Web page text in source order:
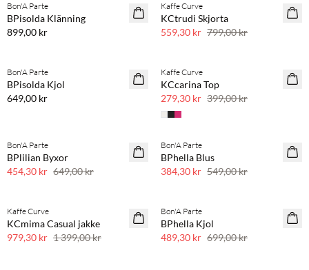
NYHET
Bon'A Parte
BPisolda Klänning
899,00 kr
SAVE20
30 % rabatt
Kaffe Curve
KCtrudi Skjorta
559,30 kr 799,00 kr
NYHET
Bon'A Parte
BPisolda Kjol
649,00 kr
SAVE20
Kaffe Curve
KCcarina Top
279,30 kr 399,00 kr
SAVE20
30 % rabatt
Bon'A Parte
BPlilian Byxor
454,30 kr 649,00 kr
SAVE20
Bon'A Parte
BPhella Blus
384,30 kr 549,00 kr
SAVE20
Kaffe Curve
KCmima Casual jakke
979,30 kr 1 399,00 kr
SAVE20
30 % rabatt
Bon'A Parte
BPhella Kjol
489,30 kr 699,00 kr